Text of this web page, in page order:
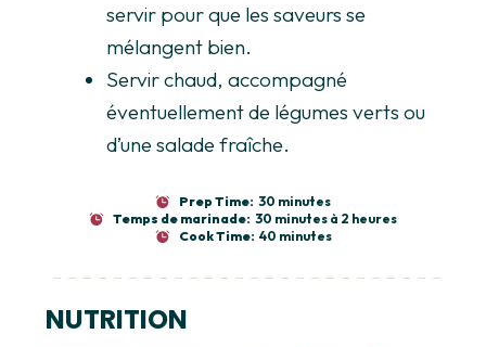
servir pour que les saveurs se
mélangent bien.
Servir chaud, accompagné
éventuellement de légumes verts ou
d’une salade fraîche.
Prep Time: 30 minutes
Temps de marinade: 30 minutes à 2 heures
Cook Time: 40 minutes
NUTRITION